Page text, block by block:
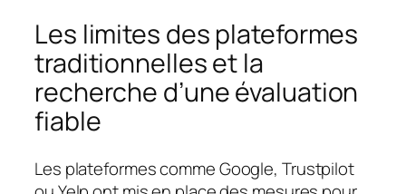
Les limites des plateformes
traditionnelles et la
recherche d’une évaluation
fiable
Les plateformes comme Google, Trustpilot